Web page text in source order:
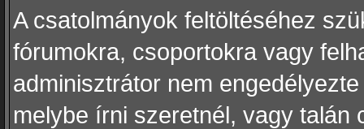
A csatolmányok feltöltéséhez
fórumokra, csoportokra vagy
adminisztrátor nem
melybe írni szeretnél, vagy talán